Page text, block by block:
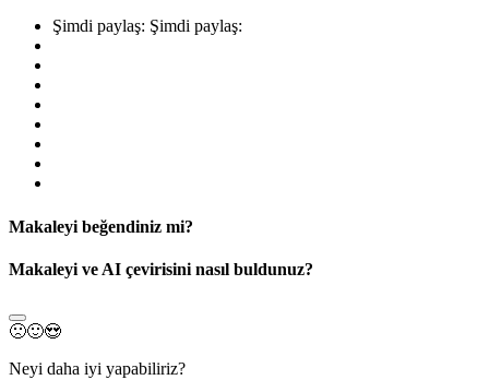
Şimdi paylaş: Şimdi paylaş:
Makaleyi beğendiniz mi?
Makaleyi ve AI çevirisini nasıl buldunuz?
🙁🙂😍
Neyi daha iyi yapabiliriz?